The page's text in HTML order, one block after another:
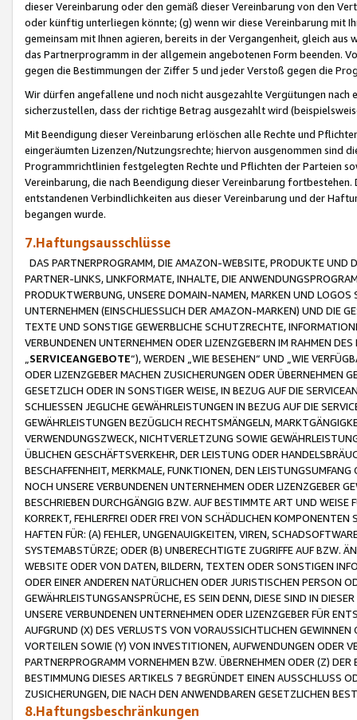
dieser Vereinbarung oder den gemäß dieser Vereinbarung von den
oder künftig unterliegen könnte; (g) wenn wir diese Vereinbarung mit
gemeinsam mit Ihnen agieren, bereits in der Vergangenheit, gleich
das Partnerprogramm in der allgemein angebotenen Form beenden.
gegen die Bestimmungen der Ziffer 5 und jeder Verstoß gegen die
Wir dürfen angefallene und noch nicht ausgezahlte Vergütungen
sicherzustellen, dass der richtige Betrag ausgezahlt wird
Mit Beendigung dieser Vereinbarung erlöschen alle Rechte und
eingeräumten Lizenzen/Nutzungsrechte; hiervon ausgenommen sind
Programmrichtlinien festgelegten Rechte und Pflichten der Parteien
Vereinbarung, die nach Beendigung dieser Vereinbarung
entstandenen Verbindlichkeiten aus dieser Vereinbarung und der
begangen wurde.
7.Haftungsausschlüsse
DAS PARTNERPROGRAMM, DIE AMAZON-WEBSITE, PRODUKTE UND
PARTNER-LINKS, LINKFORMATE, INHALTE, DIE
PRODUKTWERBUNG, UNSERE DOMAIN-NAMEN, MARKEN UND
UNTERNEHMEN (EINSCHLIESSLICH DER AMAZON-MARKEN) UND DIE
TEXTE UND SONSTIGE GEWERBLICHE SCHUTZRECHTE,
VERBUNDENEN UNTERNEHMEN ODER LIZENZGEBERN IM RAHMEN
SERVICEANGEBOTE“), WERDEN „WIE BESEHEN“ UND „WIE
ODER LIZENZGEBER MACHEN ZUSICHERUNGEN ODER ÜBERNEHMEN
GESETZLICH ODER IN SONSTIGER WEISE, IN BEZUG AUF DIE
SCHLIESSEN JEGLICHE GEWÄHRLEISTUNGEN IN BEZUG AUF DIE
GEWÄHRLEISTUNGEN BEZÜGLICH RECHTSMÄNGELN,
VERWENDUNGSZWECK, NICHTVERLETZUNG SOWIE
ÜBLICHEN GESCHÄFTSVERKEHR, DER LEISTUNG ODER
BESCHAFFENHEIT, MERKMALE, FUNKTIONEN, DEN
NOCH UNSERE VERBUNDENEN UNTERNEHMEN ODER LIZENZGEBER
BESCHRIEBEN DURCHGÄNGIG BZW. AUF BESTIMMTE ART UND
KORREKT, FEHLERFREI ODER FREI VON SCHÄDLICHEN
HAFTEN FÜR: (A) FEHLER, UNGENAUIGKEITEN, VIREN,
SYSTEMABSTÜRZE; ODER (B) UNBERECHTIGTE ZUGRIFFE AUF BZW.
WEBSITE ODER VON DATEN, BILDERN, TEXTEN ODER SONSTIGEN
ODER EINER ANDEREN NATÜRLICHEN ODER JURISTISCHEN PERSON
GEWÄHRLEISTUNGSANSPRÜCHE, ES SEIN DENN, DIESE SIND IN
UNSERE VERBUNDENEN UNTERNEHMEN ODER LIZENZGEBER FÜR
AUFGRUND (X) DES VERLUSTS VON VORAUSSICHTLICHEN
VORTEILEN SOWIE (Y) VON INVESTITIONEN, AUFWENDUNGEN ODER
PARTNERPROGRAMM VORNEHMEN BZW. ÜBERNEHMEN ODER (Z)
BESTIMMUNG DIESES ARTIKELS 7 BEGRÜNDET EINEN AUSSCHLUSS
ZUSICHERUNGEN, DIE NACH DEN ANWENDBAREN GESETZLICHEN
8.Haftungsbeschränkungen